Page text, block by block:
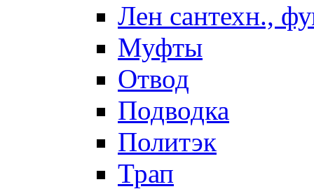
Лен сантехн.,
Муфты
Отвод
Подводка
Политэк
Трап